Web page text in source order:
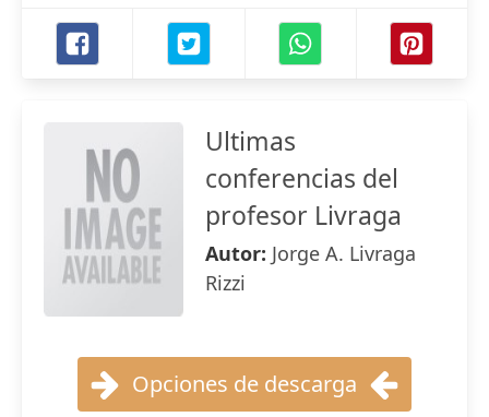
Ultimas
conferencias del
profesor Livraga
Autor: Jorge A. Livraga
Rizzi
Opciones de descarga